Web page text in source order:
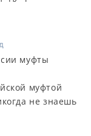
муфты
муфтой
не знаешь